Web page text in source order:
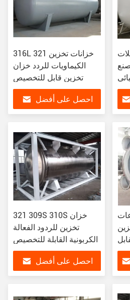
316L 321 خزانات تخزين
الكيماويات للردد خزان
تخزين قابل للتخصيص
احصل على أفضل
321 309S 310S خزان
تخزين للردود الفعالة
الكربونية القابلة للتخصيص
احصل على أفضل